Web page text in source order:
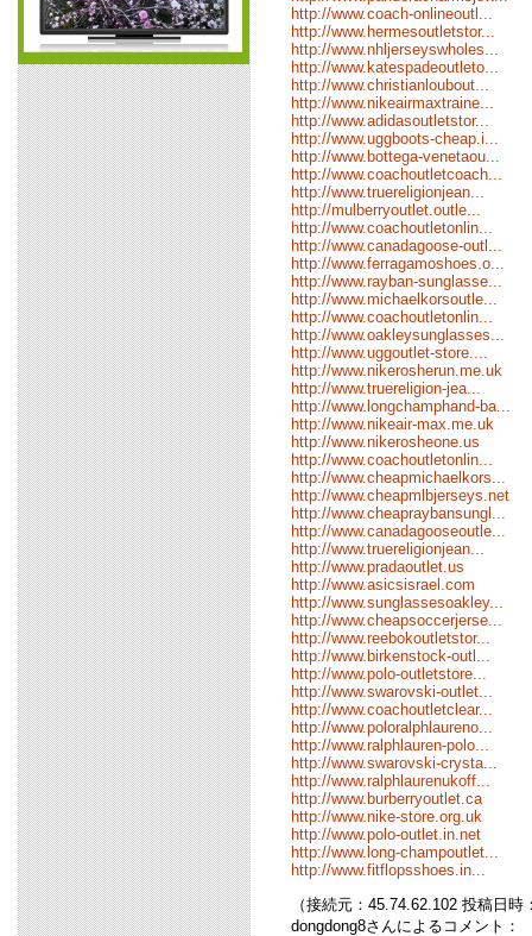
http://www.coach-onlineoutl...
http://www.hermesoutletstor...
http://www.nhljerseyswholes...
http://www.katespadeoutleto...
http://www.christianloubout...
http://www.nikeairmaxtraine...
http://www.adidasoutletstor...
http://www.uggboots-cheap.i...
http://www.bottega-venetaou...
http://www.coachoutletcoach...
http://www.truereligionjean...
http://mulberryoutlet.outle...
http://www.coachoutletonlin...
http://www.canadagoose-outl...
http://www.ferragamoshoes.o...
http://www.rayban-sunglasse...
http://www.michaelkorsoutle...
http://www.coachoutletonlin...
http://www.oakleysunglasses...
http://www.uggoutlet-store....
http://www.nikerosherun.me.uk
http://www.truereligion-jea...
http://www.longchamphand-ba...
http://www.nikeair-max.me.uk
http://www.nikerosheone.us
http://www.coachoutletonlin...
http://www.cheapmichaelkors...
http://www.cheapmlbjerseys.net
http://www.cheapraybansungl...
http://www.canadagooseoutle...
http://www.truereligionjean...
http://www.pradaoutlet.us
http://www.asicsisrael.com
http://www.sunglassesoakley...
http://www.cheapsoccerjerse...
http://www.reebokoutletstor...
http://www.birkenstock-outl...
http://www.polo-outletstore...
http://www.swarovski-outlet...
http://www.coachoutletclear...
http://www.poloralphlaureno...
http://www.ralphlauren-polo...
http://www.swarovski-crysta...
http://www.ralphlaurenukoff...
http://www.burberryoutlet.ca
http://www.nike-store.org.uk
http://www.polo-outlet.in.net
http://www.long-champoutlet...
http://www.fitflopsshoes.in...
（接続元：45.74.62.102 投稿日
dongdong8さんによるコメント：